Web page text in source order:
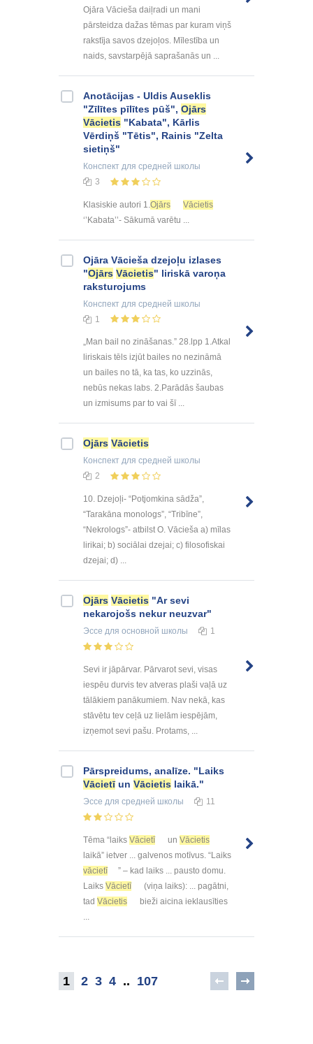
Ojāra Vācieša daiļradi un mani
pārsteidza dažas tēmas par kuram viņš
rakstīja savos dzejoļos. Mīlestība un
naids, savstarpējā saprašanās un ...
Anotācijas - Uldis Auseklis
"Zīlītes pīlītes pūš", Ojārs
Vācietis "Kabata", Kārlis
Vērdiņš "Tētis", Rainis "Zelta
sietiņš"
Конспект для средней школы
3
Klasiskie autori 1. Ojārs
Vācietis
‘’Kabata’’- Sākumā varētu ...
Ojāra Vācieša dzejoļu izlases
"Ojārs Vācietis" liriskā varoņa
raksturojums
Конспект для средней школы
1
„Man bail no zināšanas.” 28.lpp 1.Atkal
liriskais tēls izjūt bailes no nezināmā
un bailes no tā, ka tas, ko uzzinās,
nebūs nekas labs. 2.Parādās šaubas
un izmisums par to vai šī ...
Ojārs Vācietis
Конспект для средней школы
2
10. Dzejoļi- “Potjomkina sādža”,
“Tarakāna monologs”, “Tribīne”,
“Nekrologs”- atbilst O. Vācieša a) mīlas
lirikai; b) sociālai dzejai; c) filosofiskai
dzejai; d) ...
Ojārs Vācietis "Ar sevi
nekarojošs nekur neuzvar"
Эссе для основной школы 1
Sevi ir jāpārvar. Pārvarot sevi, visas
iespēu durvis tev atveras plaši vaļā uz
tālākiem panākumiem. Nav nekā, kas
stāvētu tev ceļā uz lielām iespējām,
izņemot sevi pašu. Protams, ...
Pārspreidums, analīze. "Laiks
Vācietī un Vācietis laikā."
Эссе для средней школы 11
Tēma “laiks Vācietī un Vācietis
laikā” ietver ... galvenos motīvus. “Laiks
vācietī
” – kad laiks ... pausto domu.
Laiks Vācietī
(viņa laiks): ... pagātni,
tad Vācietis
bieži aicina ieklausīties
...
1 2 3 4 .. 107